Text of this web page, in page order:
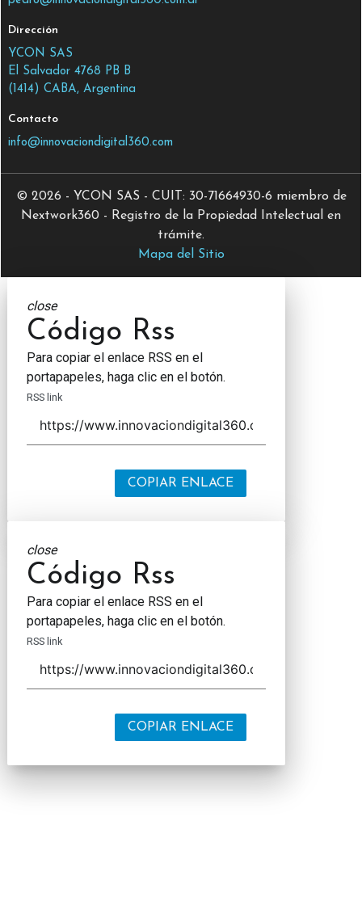
Dirección
YCON SAS
El Salvador 4768 PB B
(1414) CABA, Argentina
Contacto
info@innovaciondigital360.com
© 2026 - YCON SAS - CUIT: 30-71664930-6 miembro de
Nextwork360 - Registro de la Propiedad Intelectual en
trámite.
Mapa del Sitio
close
Código Rss
Para copiar el enlace RSS en el
portapapeles, haga clic en el botón.
RSS link
COPIAR ENLACE
close
Código Rss
Para copiar el enlace RSS en el
portapapeles, haga clic en el botón.
RSS link
COPIAR ENLACE